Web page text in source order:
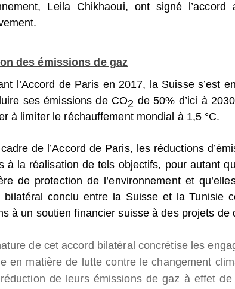
Leila Chikhaoui, ont signé
des émissions de gaz
l’Accord de Paris en 2017, la Suisse s’est
ses émissions de CO2 de 50% d’ici à
à limiter le réchauffement mondial à 1,5 °C.
de l’Accord de Paris, les réductions
à la réalisation de tels objectifs, pour autant
de protection de l’environnement et
bilatéral conclu entre la Suisse et la Tunisie
à un soutien financier suisse à des projets de
de cet accord bilatéral concrétise les
en matière de lutte contre le changement
de leurs émissions de gaz à effet